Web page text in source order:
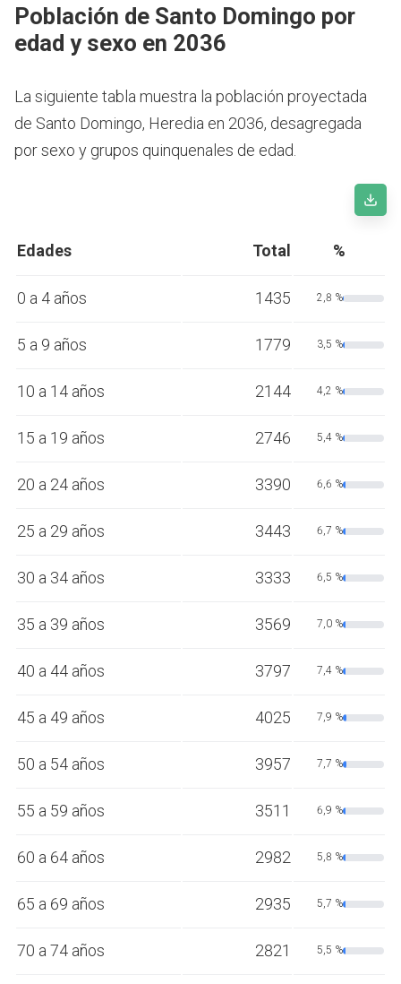
Población de Santo Domingo por
edad y sexo en 2036
La siguiente tabla muestra la población proyectada
de Santo Domingo, Heredia en 2036, desagregada
por sexo y grupos quinquenales de edad.
Edades Total %
0 a 4 años 1435 2,8 %
5 a 9 años 1779 3,5 %
10 a 14 años 2144 4,2 %
15 a 19 años 2746 5,4 %
20 a 24 años 3390 6,6 %
25 a 29 años 3443 6,7 %
30 a 34 años 3333 6,5 %
35 a 39 años 3569 7,0 %
40 a 44 años 3797 7,4 %
45 a 49 años 4025 7,9 %
50 a 54 años 3957 7,7 %
55 a 59 años 3511 6,9 %
60 a 64 años 2982 5,8 %
65 a 69 años 2935 5,7 %
70 a 74 años 2821 5,5 %